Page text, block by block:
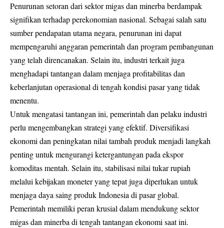
Penurunan setoran dari sektor migas dan minerba berdampak
signifikan terhadap perekonomian nasional. Sebagai salah satu
sumber pendapatan utama negara, penurunan ini dapat
mempengaruhi anggaran pemerintah dan program pembangunan
yang telah direncanakan. Selain itu, industri terkait juga
menghadapi tantangan dalam menjaga profitabilitas dan
keberlanjutan operasional di tengah kondisi pasar yang tidak
menentu.
Untuk mengatasi tantangan ini, pemerintah dan pelaku industri
perlu mengembangkan strategi yang efektif. Diversifikasi
ekonomi dan peningkatan nilai tambah produk menjadi langkah
penting untuk mengurangi ketergantungan pada ekspor
komoditas mentah. Selain itu, stabilisasi nilai tukar rupiah
melalui kebijakan moneter yang tepat juga diperlukan untuk
menjaga daya saing produk Indonesia di pasar global.
Pemerintah memiliki peran krusial dalam mendukung sektor
migas dan minerba di tengah tantangan ekonomi saat ini.